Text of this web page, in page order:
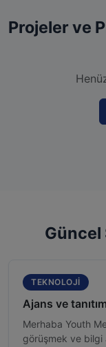
Projeler ve
Güncel
TEKNOLOJI
Ajans ve
Merhaba Youth
görüşmek ve bilgi